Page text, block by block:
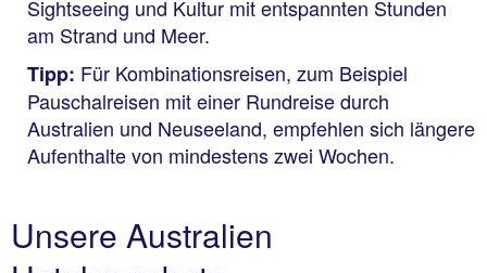
Sightseeing und Kultur mit entspannten Stunden
am Strand und Meer.
Tipp: Für Kombinationsreisen, zum Beispiel
Pauschalreisen mit einer Rundreise durch
Australien und Neuseeland, empfehlen sich längere
Aufenthalte von mindestens zwei Wochen.
Unsere Australien